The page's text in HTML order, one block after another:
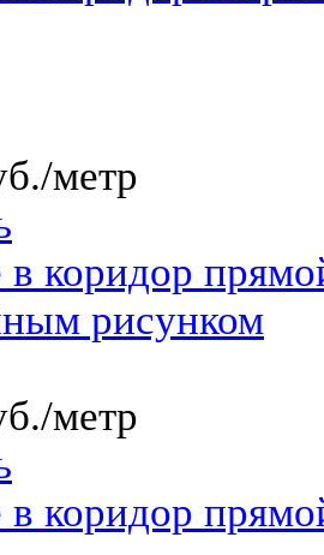
метр
коридор
рисунком
метр
коридор